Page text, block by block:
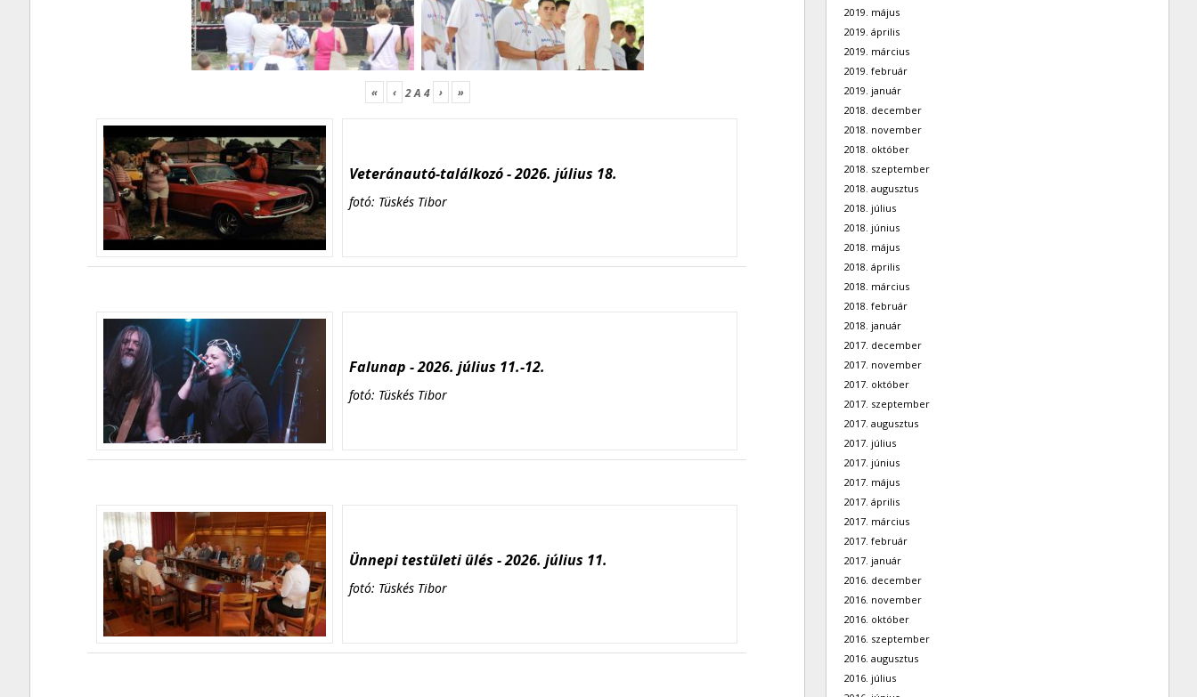
« ‹ 2A 4 › »
Veteránautó-találkozó - 2026. július 18.
fotó: Tüskés Tibor
Falunap - 2026. július 11.-12.
fotó: Tüskés Tibor
Ünnepi testületi ülés - 2026. július 11.
fotó: Tüskés Tibor
2019. május
2019. április
2019. március
2019. február
2019. január
2018. december
2018. november
2018. október
2018. szeptember
2018. augusztus
2018. július
2018. június
2018. május
2018. április
2018. március
2018. február
2018. január
2017. december
2017. november
2017. október
2017. szeptember
2017. augusztus
2017. július
2017. június
2017. május
2017. április
2017. március
2017. február
2017. január
2016. december
2016. november
2016. október
2016. szeptember
2016. augusztus
2016. július